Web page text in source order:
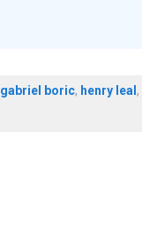
gabriel boric, henry leal ,